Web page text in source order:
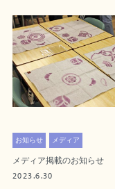
お知らせ メディア
メディア掲載のお知らせ
2023.6.30